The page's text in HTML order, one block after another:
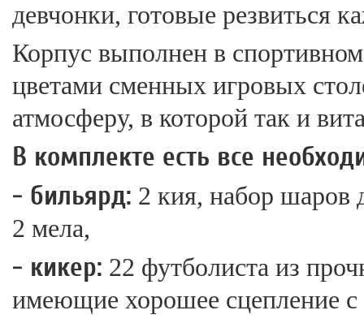
девчонки, готовые резвиться
Корпус выполнен в
цветами сменных игровых
атмосферу, в которой так и
В комплекте есть все
- бильярд: 2 кия, набор шаров
2 мела,
- кикер: 22 футболиста из
имеющие хорошее сцепление